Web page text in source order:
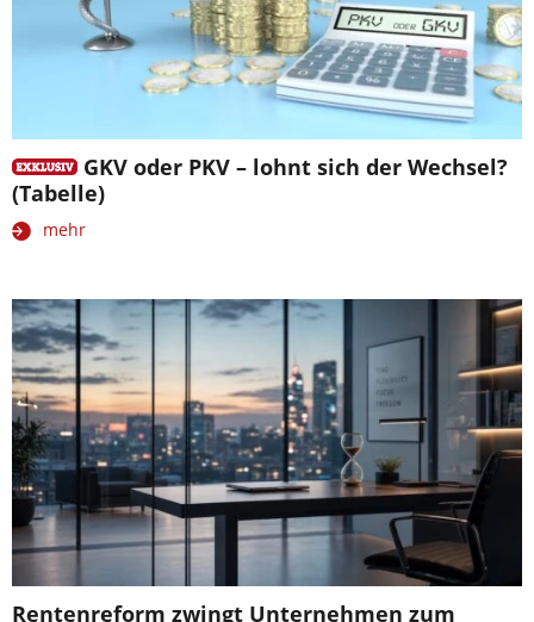
GKV oder PKV – lohnt sich der Wechsel?
(Tabelle)
mehr
Rentenreform zwingt Unternehmen zum